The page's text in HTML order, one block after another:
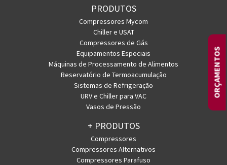
ORÇAMENTOS
PRODUTOS
Compressores Mycom
Chiller e USAT
Compressores de Gás
Equipamentos Especiais
Máquinas de Processamento de Alimentos
Reservatório de Termoacumulação
Sistemas de Refrigeração
URV e Chiller para VAC
Vasos de Pressão
+ PRODUTOS
Compressores
Compressores Alternativos
Compressores Parafuso